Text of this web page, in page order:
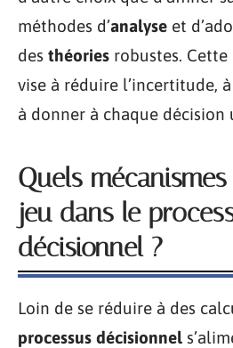
méthodes d’analyse et
des théories robustes.
vise à réduire l’incertitude,
à donner à chaque décision
Quels
jeu dans le
décisionnel ?
Loin de se réduire à des
processus décisionnel